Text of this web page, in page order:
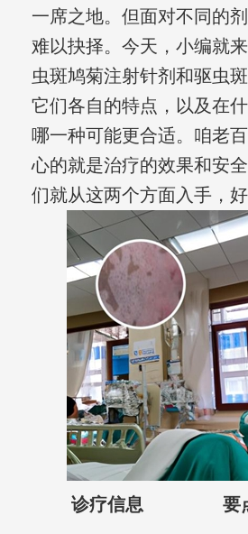
一席之地。但面对不同的
难以抉择。今天，小编就
虫斑鸠菊注射针剂和驱虫
它们各自的特点，以及在
哪一种可能更合适。咱老
心的就是治疗的效果和安
们就从这两个方面入手，好
诊疗信息 要